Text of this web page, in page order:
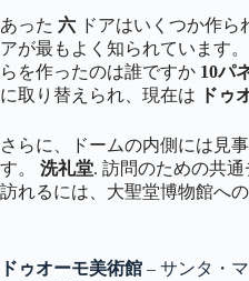
あった 六 ドアはいくつか作ら
アが最もよく知られています。
らを作ったのは誰ですか 10パ
に取り替えられ、現在は
ドゥ
さらに、ドームの内側には見
す。 洗礼堂. 訪問のための共通
訪れるには、大聖堂博物館へ
ドゥオーモ美術館 – サンタ・